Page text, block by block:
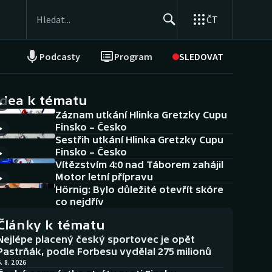
ČT
Podcasty Program SLEDOVAT
NEPŘEHLÉDNĚTE
Historické návraty
Aplikace ČT sport
AZ kvíz
k tématu
Záznam utkání Hlinka Gretzky Cupu
Finsko – Česko
Sestřih utkání Hlinka Gretzky Cupu
Finsko – Česko
Vítězstvím 4:0 nad Táborem zahájil
Motor letní přípravu
Hörnig: Bylo důležité otevřít skóre
co nejdřív
k tématu
placený český sportovec je opět
podle Forbesu vydělal 275 milionů
8. 2026